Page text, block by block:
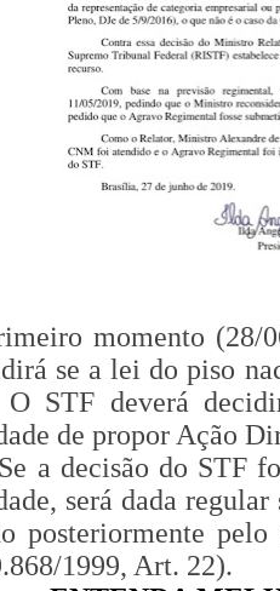
momento (28/
se a lei do piso
O STF deverá
de propor Ação
Se a decisão do STF
será dada
posteriormente
1999, Art. 22).